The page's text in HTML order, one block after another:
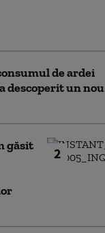
de ardei
descoperit un nou
2
găsit